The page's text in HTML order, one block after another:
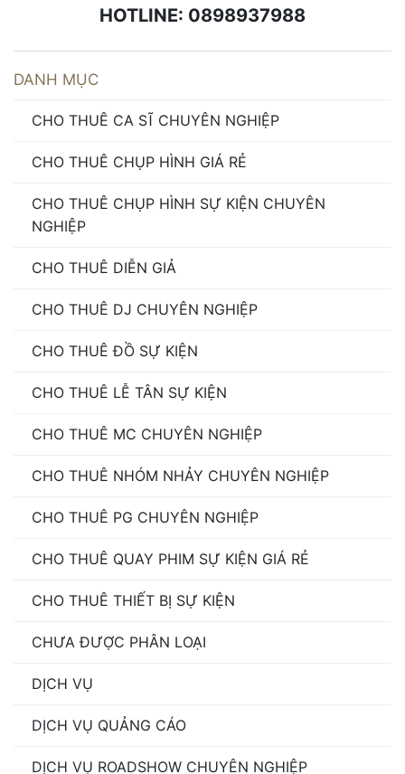
HOTLINE: 0898937988
DANH MỤC
CHO THUÊ CA SĨ CHUYÊN NGHIỆP
CHO THUÊ CHỤP HÌNH GIÁ RẺ
CHO THUÊ CHỤP HÌNH SỰ KIỆN CHUYÊN
NGHIỆP
CHO THUÊ DIỄN GIẢ
CHO THUÊ DJ CHUYÊN NGHIỆP
CHO THUÊ ĐỒ SỰ KIỆN
CHO THUÊ LỄ TÂN SỰ KIỆN
CHO THUÊ MC CHUYÊN NGHIỆP
CHO THUÊ NHÓM NHẢY CHUYÊN NGHIỆP
CHO THUÊ PG CHUYÊN NGHIỆP
CHO THUÊ QUAY PHIM SỰ KIỆN GIÁ RẺ
CHO THUÊ THIẾT BỊ SỰ KIỆN
CHƯA ĐƯỢC PHÂN LOẠI
DỊCH VỤ
DỊCH VỤ QUẢNG CÁO
DỊCH VỤ ROADSHOW CHUYÊN NGHIỆP